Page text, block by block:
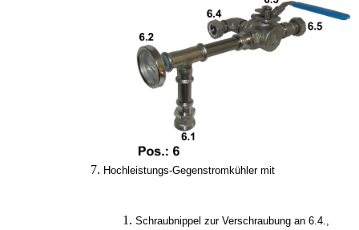
Hochleistungs-Gegenstromkühler mit
Schraubnippel zur Verschraubung an 6.4.,